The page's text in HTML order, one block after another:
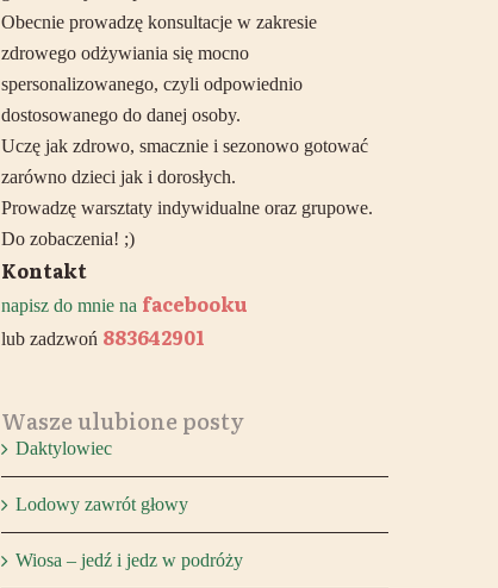
Obecnie prowadzę konsultacje w zakresie
zdrowego odżywiania się mocno
spersonalizowanego, czyli odpowiednio
dostosowanego do danej osoby.
Uczę jak zdrowo, smacznie i sezonowo gotować
zarówno dzieci jak i dorosłych.
Prowadzę warsztaty indywidualne oraz grupowe.
Do zobaczenia! ;)
Kontakt
napisz do mnie na facebooku
lub zadzwoń 883642901
Wasze ulubione posty
Daktylowiec
Lodowy zawrót głowy
Wiosa – jedź i jedz w podróży